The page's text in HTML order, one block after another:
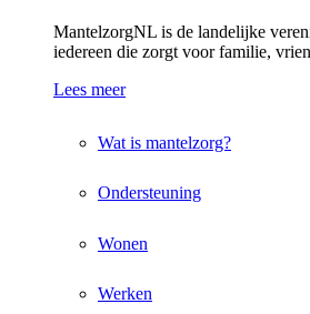
MantelzorgNL is de landelijke
iedereen die zorgt voor familie,
Lees meer
Wat is mantelzorg?
Ondersteuning
Wonen
Werken